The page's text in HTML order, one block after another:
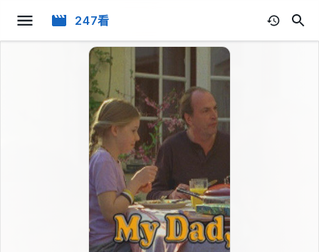
247看